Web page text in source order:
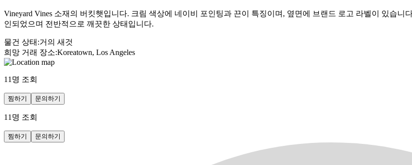
Vineyard Vines 소재의 버킷햇입니다. 크림 색상에 네이비 포인팅과 끈이 특징이며, 옆면에 브랜드 로고 라벨이 있습
인되었으며 전반적으로 깨끗한 상태입니다.
물건 상태 :거의 새것
희망 거래 장소:Koreatown, Los Angeles
11 명 조회
찜하기 문의하기
11 명 조회
찜하기 문의하기